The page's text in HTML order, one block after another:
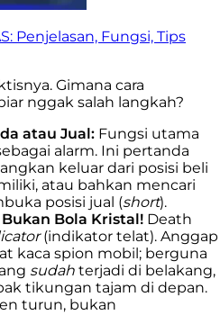
Penjelasan, Fungsi, Tips
Gimana cara
nggak salah langkah?
atau Jual: Fungsi utama
alarm. Ini pertanda
keluar dari posisi beli
atau bahkan mencari
posisi jual (short).
Bola Kristal! Death
(indikator telat). Anggap
kaca spion mobil; berguna
sudah terjadi di belakang,
tikungan tajam di depan.
turun, bukan